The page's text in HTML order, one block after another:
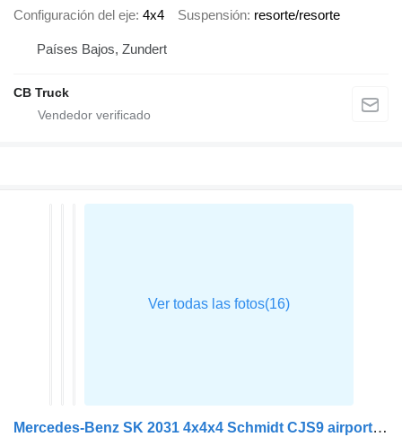
Configuración del eje 4x4 Suspensión resorte/resorte
Países Bajos, Zundert
CB Truck
Mercedes-Benz SK 2031 4x4x4 Schmidt CJS9 airport sweeper snow plough